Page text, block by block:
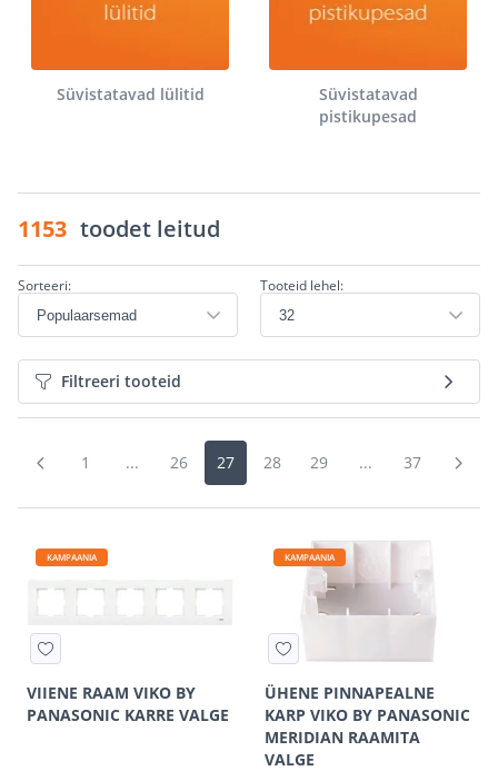
Süvistatavad lülitid
Süvistatavad
pistikupesad
1153 toodet leitud
Sorteeri: Tooteid lehel:
Filtreeri tooteid
1 ... 26 27 28 29 ... 37
KAMPAANIA
VIIENE RAAM VIKO BY
PANASONIC KARRE VALGE
KAMPAANIA
ÜHENE PINNAPEALNE
KARP VIKO BY PANASONIC
MERIDIAN RAAMITA
VALGE